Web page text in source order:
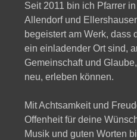
Seit 2011 bin ich Pfarrer
Allendorf und
begeistert am Werk, dass
ein einladender Ort sind,
Gemeinschaft und
neu, erleben können.
Mit Achtsamkeit und
Offenheit für deine
Musik und guten Worten